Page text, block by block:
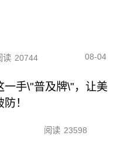
读 20744 08-04
一手\"普及牌\"，让美
！
阅读 23598